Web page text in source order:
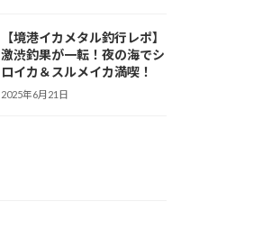
【境港イカメタル釣行レポ】
激渋釣果が一転！夜の海でシ
ロイカ＆スルメイカ満喫！
2025年6月21日